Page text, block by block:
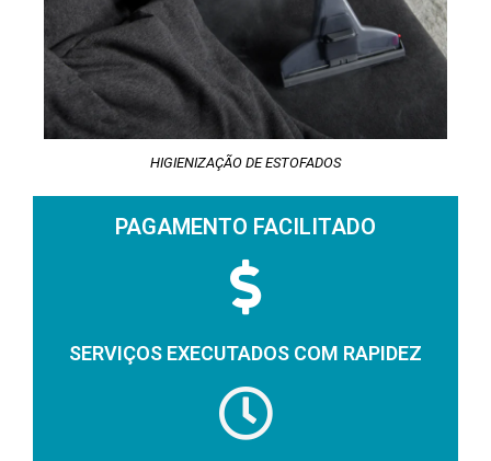
HIGIENIZAÇÃO DE ESTOFADOS
PAGAMENTO FACILITADO
SERVIÇOS EXECUTADOS COM RAPIDEZ